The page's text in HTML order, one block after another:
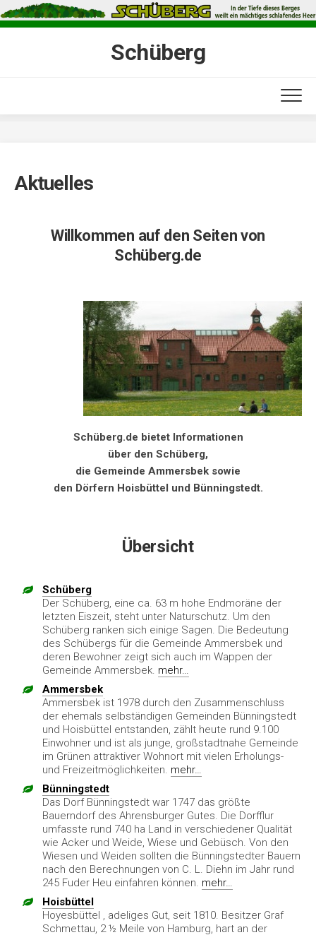
Skip
to
Schüberg
Aktuelles
Willkommen auf den Seiten von
Schüberg.de
Schüberg.de bietet Informationen
über den Schüberg,
die Gemeinde Ammersbek sowie
den Dörfern Hoisbüttel und Bünningstedt.
Übersicht
Schüberg
Der Schüberg, eine ca. 63 m hohe Endmoräne der
letzten Eiszeit, steht unter Naturschutz. Um den
Schüberg ranken sich einige Sagen. Die Bedeutung
des Schübergs für die Gemeinde Ammersbek und
deren Bewohner zeigt sich auch im Wappen der
Gemeinde Ammersbek. mehr…
Ammersbek
Ammersbek ist 1978 durch den Zusammenschluss
der ehemals selbständigen Gemeinden Bünningstedt
und Hoisbüttel entstanden, zählt heute rund 9.100
Einwohner und ist als junge, großstadtnahe Gemeinde
im Grünen attraktiver Wohnort mit vielen Erholungs-
und Freizeitmöglichkeiten. mehr…
Bünningstedt
Das Dorf Bünningstedt war 1747 das größte
Bauerndorf des Ahrensburger Gutes. Die Dorfflur
umfasste rund 740 ha Land in verschiedener Qualität
wie Acker und Weide, Wiese und Gebüsch. Von den
Wiesen und Weiden sollten die Bünningstedter Bauern
nach den Berechnungen von C. L. Diehn im Jahr rund
245 Fuder Heu einfahren können. mehr…
Hoisbüttel
Hoyesbüttel , adeliges Gut, seit 1810. Besitzer Graf
Schmettau, 2 ½ Meile von Hamburg, hart an der